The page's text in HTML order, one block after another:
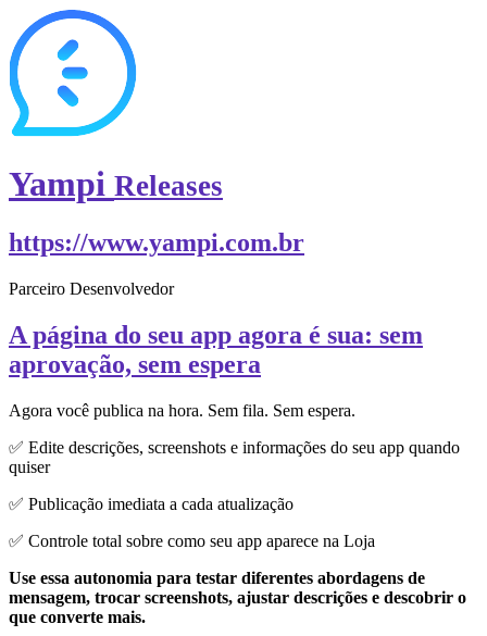
Yampi Releases
https://www.yampi.com.br
Parceiro Desenvolvedor
A página do seu app agora é sua: sem
aprovação, sem espera
Agora você publica na hora. Sem fila. Sem espera.
✅ Edite descrições, screenshots e informações do seu app quando
quiser
✅ Publicação imediata a cada atualização
✅ Controle total sobre como seu app aparece na Loja
Use essa autonomia para testar diferentes abordagens de
mensagem, trocar screenshots, ajustar descrições e descobrir o
que converte mais.